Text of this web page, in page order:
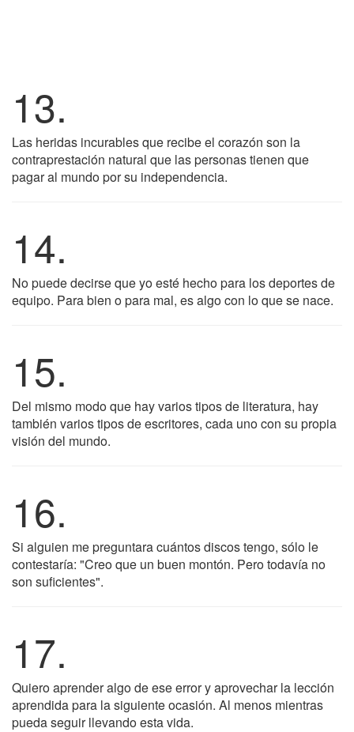
13.
Las heridas incurables que recibe el corazón son la
contraprestación natural que las personas tienen que
pagar al mundo por su independencia.
14.
No puede decirse que yo esté hecho para los deportes de
equipo. Para bien o para mal, es algo con lo que se nace.
15.
Del mismo modo que hay varios tipos de literatura, hay
también varios tipos de escritores, cada uno con su propia
visión del mundo.
16.
Si alguien me preguntara cuántos discos tengo, sólo le
contestaría: "Creo que un buen montón. Pero todavía no
son suficientes".
17.
Quiero aprender algo de ese error y aprovechar la lección
aprendida para la siguiente ocasión. Al menos mientras
pueda seguir llevando esta vida.